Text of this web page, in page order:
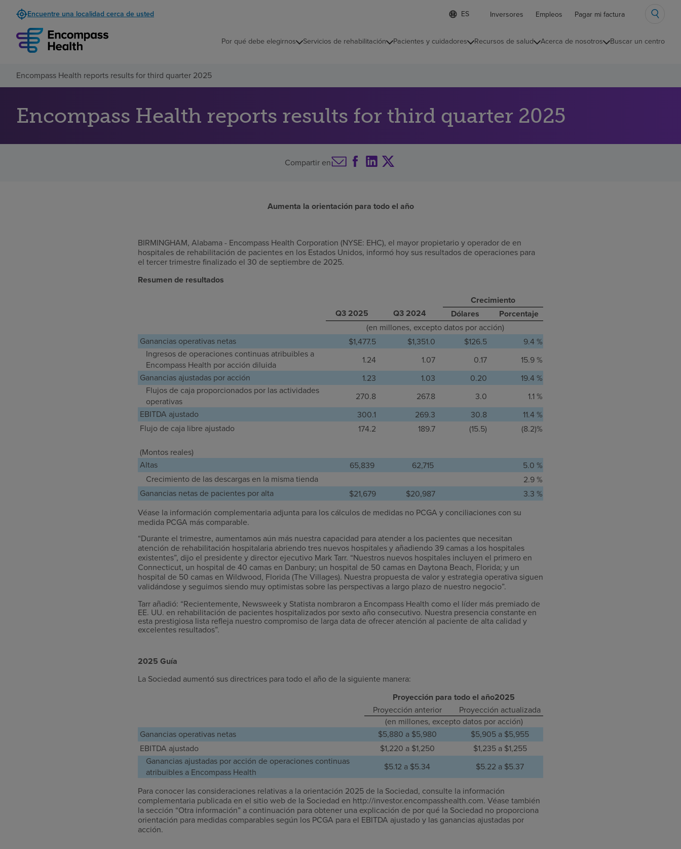
Encuentre una localidad cerca de usted
Lista
de
contraída
d
o
l
c
i
n
Inversores Empleos Pagar mi factura
Por qué debe elegirnos Servicios de rehabilitación Pacientes y cuidadores Recursos de salud Acerca de nosotros Buscar un centro
Encompass Health reports results for third quarter 2025
Encompass Health reports results for third quarter 2025
Compartir en
Aumenta la orientación para todo el año
BIRMINGHAM, Alabama - Encompass Health Corporation (NYSE: EHC), el mayor propietario y operador de en
hospitales de rehabilitación de pacientes en los Estados Unidos, informó hoy sus resultados de operaciones para
el tercer trimestre finalizado el 30 de septiembre de 2025.
Resumen de resultados
Crecimiento
Q3 2025
Q3 2024 Dólares
Porcentaje
(en millones, excepto datos por acción)
Ganancias operativas netas
$1,477.5 $1,351.0 $126.5
9.4 %
Ingresos de operaciones continuas atribuibles a
Encompass Health por acción diluida
1.24 1.07 0.17
15.9 %
Ganancias ajustadas por acción
1.23 1.03 0.20
19.4 %
Flujos de caja proporcionados por las actividades
operativas
270.8 267.8 3.0
1.1 %
EBITDA ajustado
300.1 269.3 30.8
11.4 %
Flujo de caja libre ajustado
174.2 189.7 (15.5) (8.2)%
(Montos reales)
Altas
65,839 62,715
5.0 %
Crecimiento de las descargas en la misma tienda
2.9 %
Ganancias netas de pacientes por alta
$21,679 $20,987
3.3 %
Véase la información complementaria adjunta para los cálculos de medidas no PCGA y conciliaciones con su
medida PCGA más comparable.
“Durante el trimestre, aumentamos aún más nuestra capacidad para atender a los pacientes que necesitan
atención de rehabilitación hospitalaria abriendo tres nuevos hospitales y añadiendo 39 camas a los hospitales
existentes”, dijo el presidente y director ejecutivo Mark Tarr. “Nuestros nuevos hospitales incluyen el primero en
Connecticut, un hospital de 40 camas en Danbury; un hospital de 50 camas en Daytona Beach, Florida; y un
hospital de 50 camas en Wildwood, Florida (The Villages). Nuestra propuesta de valor y estrategia operativa siguen
validándose y seguimos siendo muy optimistas sobre las perspectivas a largo plazo de nuestro negocio”.
Tarr añadió: “Recientemente, Newsweek y Statista nombraron a Encompass Health como el líder más premiado de
EE. UU. en rehabilitación de pacientes hospitalizados por sexto año consecutivo. Nuestra presencia constante en
esta prestigiosa lista refleja nuestro compromiso de larga data de ofrecer atención al paciente de alta calidad y
excelentes resultados”.
2025 Guía
La Sociedad aumentó sus directrices para todo el año de la siguiente manera:
Proyección para todo el año2025
Proyección anterior
Proyección actualizada
(en millones, excepto datos por acción)
Ganancias operativas netas
$5,880 a $5,980
$5,905 a $5,955
EBITDA ajustado
$1,220 a $1,250
$1,235 a $1,255
Ganancias ajustadas por acción de operaciones continuas
atribuibles a Encompass Health
$5.12 a $5.34 $5.22 a $5.37
Para conocer las consideraciones relativas a la orientación 2025 de la Sociedad, consulte la información
complementaria publicada en el sitio web de la Sociedad en http://investor.encompasshealth.com. Véase también
la sección “Otra información” a continuación para obtener una explicación de por qué la Sociedad no proporciona
orientación para medidas comparables según los PCGA para el EBITDA ajustado y las ganancias ajustadas por
acción.